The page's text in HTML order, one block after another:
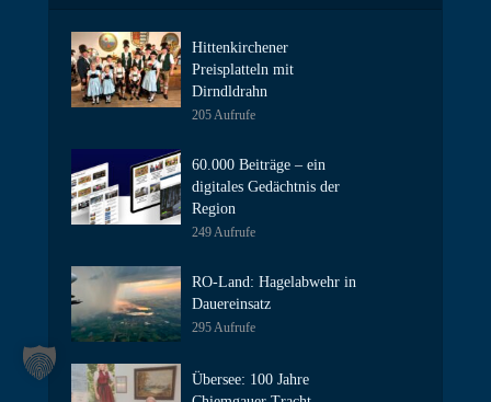
Hittenkirchener
Preisplatteln mit
Dirndldrahn
205 Aufrufe
60.000 Beiträge – ein
digitales Gedächtnis der
Region
249 Aufrufe
RO-Land: Hagelabwehr in
Dauereinsatz
295 Aufrufe
Übersee: 100 Jahre